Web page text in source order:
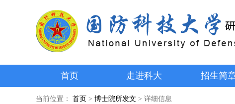
首页 走进科大 招生简
当前位置： 首页 > 博士院所发文 > 详细信息